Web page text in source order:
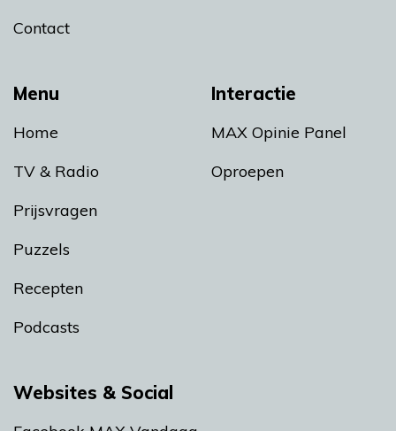
Menu
Home
TV & Radio
Prijsvragen
Puzzels
Recepten
Podcasts
Interactie
MAX Opinie Panel
Oproepen
Contact
Websites & Social